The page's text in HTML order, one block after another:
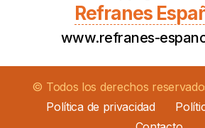
Refranes
www.refranes-
© Todos los derechos
Política de privacidad